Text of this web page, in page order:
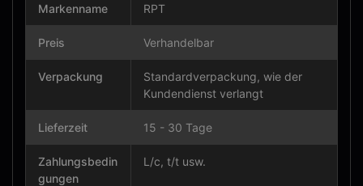
Markenname RPT
Preis Verhandelbar
Verpackung
Standardverpackung, wie der
Kundendienst verlangt
Lieferzeit 15 - 30 Tage
Zahlungsbedin
gungen
L/c, t/t usw.